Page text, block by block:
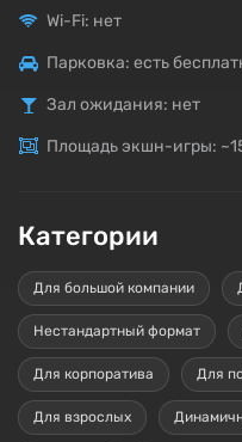
Wi-Fi: нет
Парковка: есть
Зал ожидания: нет
Площадь экшн-игры:
Категории
Для большой компании
Нестандартный формат
Для корпоратива Для
Для взрослых